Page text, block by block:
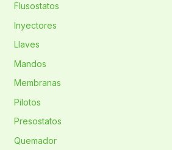
Flusostatos
Inyectores
Llaves
Mandos
Membranas
Pilotos
Presostatos
Quemador